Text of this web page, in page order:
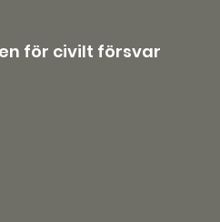
för civilt försvar